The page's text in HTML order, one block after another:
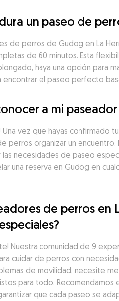
un paseo de
de perros de Gudog en La
de 60 minutos. Esta
haya una opción para
encontrar el paseo perfecto
a mi
Una vez que hayas
perros organizar un
las necesidades de paseo
una reserva en Gudog en
de perros
Nuestra comunidad de 9
cuidar de perros con
de movilidad, necesite
para todo.
que cada paseo se